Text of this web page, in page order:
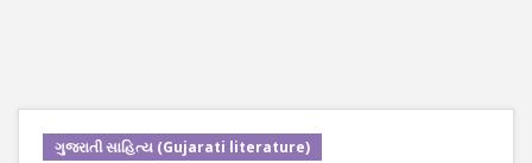
ગુજરાતી સાહિત્ય (Gujarati literature)